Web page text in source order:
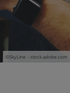
©SkyLine - stock.adobe.com